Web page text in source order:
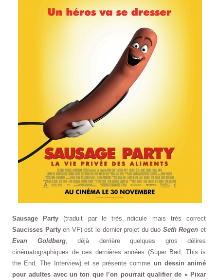
Sausage Party (traduit par le très ridicule mais très correct
Saucisses Partyen VF) est le dernier projet du duo Seth Rogen et
Evan Goldberg, déjà derrière quelques gros délires
cinématographiques de ces dernières années (Super Bad, This is
the End, The Interview) et se présente comme un dessin animé
pour adultes avec un ton que l’on pourrait qualifier de « Pixar